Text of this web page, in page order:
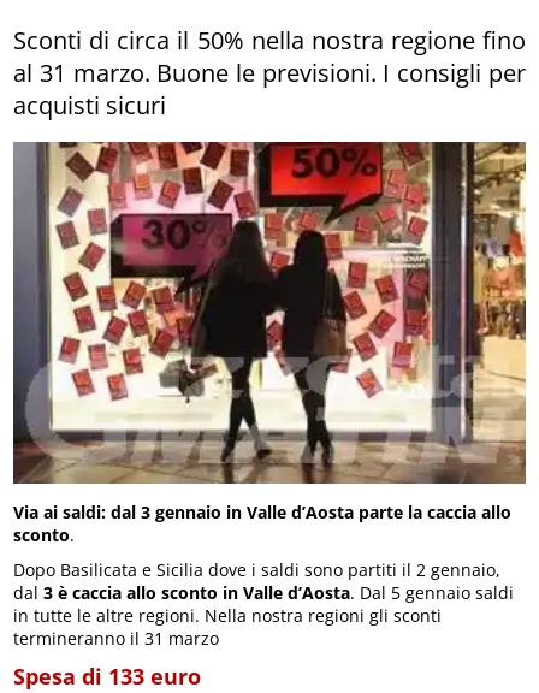
Sconti di circa il 50% nella nostra regione fino
al 31 marzo. Buone le previsioni. I consigli per
acquisti sicuri
Via ai saldi: dal 3 gennaio in Valle d’Aosta parte la caccia allo
sconto.
Dopo Basilicata e Sicilia dove i saldi sono partiti il 2 gennaio,
dal3 è caccia allo sconto in Valle d’Aosta. Dal 5 gennaio saldi
in tutte le altre regioni. Nella nostra regioni gli sconti
termineranno il 31 marzo
Spesa di 133 euro